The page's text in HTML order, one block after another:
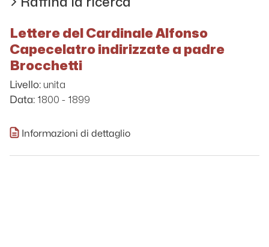
Lettere del Cardinale Alfonso
Capecelatro indirizzate a padre
Brocchetti
Livello: unita
Data: 1800 - 1899
Informazioni di dettaglio